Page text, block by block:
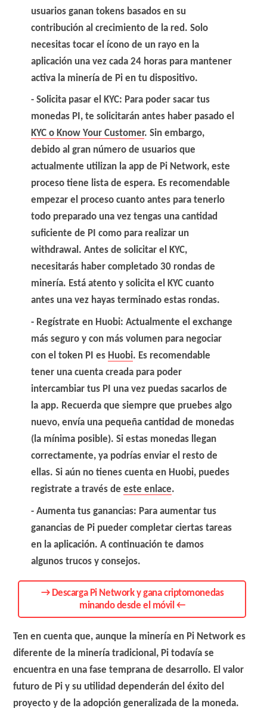
usuarios ganan tokens basados en su
contribución al crecimiento de la red.Solo
necesitas tocar el ícono de un rayo en la
aplicación una vez cada 24 horas para mantener
activa la minería de Pi en tu dispositivo.
Solicita pasar el KYC: Para poder sacar tus
monedas PI, te solicitarán antes haber pasado el
KYC o Know Your Customer. Sin embargo,
debido al gran número de usuarios que
actualmente utilizan la app de Pi Network, este
proceso tiene lista de espera. Es recomendable
empezar el proceso cuanto antes para tenerlo
todo preparado una vez tengas una cantidad
suficiente de PI como para realizar un
withdrawal. Antes de solicitar el KYC,
necesitarás haber completado 30 rondas de
minería. Está atento y solicita el KYC cuanto
antes una vez hayas terminado estas rondas.
Regístrate en Huobi: Actualmente el exchange
más seguro y con más volumen para negociar
con el token PI es Huobi. Es recomendable
tener una cuenta creada para poder
intercambiar tus PI una vez puedas sacarlos de
la app. Recuerda que siempre que pruebes algo
nuevo, envía una pequeña cantidad de monedas
(la mínima posible). Si estas monedas llegan
correctamente, ya podrías enviar el resto de
ellas. Si aún no tienes cuenta en Huobi, puedes
registrate a través deeste enlace.
Aumenta tus ganancias: Para aumentar tus
ganancias de Pi pueder completar ciertas tareas
en la aplicación. A continuación te damos
algunos trucos y consejos.
→ Descarga Pi Network y gana criptomonedas
minando desde el móvil ←
Ten en cuenta que, aunque la minería en Pi Network es
diferente de la minería tradicional, Pi todavía se
encuentra en una fase temprana de desarrollo. El valor
futuro de Pi y su utilidad dependerán del éxito del
proyecto y de la adopción generalizada de la moneda.